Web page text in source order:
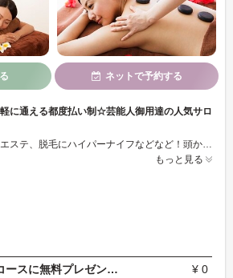
ネットで予約する
軽に通える都度払い制☆芸能人御用達の人気サロ
凝り改善の整体や、美白エステ、脱毛にハイパーナイフなどなど！頭からつま先までキレイになれる、豊富なコースをご用意☆ブライダルエステも人気です♪一番の魅力は都度払い制！好きなときに自分のペースで通えます◎最高品質の機械と技術は芸能人にも愛用されるほど☆きっと効果を実感していただけます*.°まずは一度お試しください！！
もっと見る
【平日2時間以上のコースに無料プレゼント】サウナマ…
¥ 0